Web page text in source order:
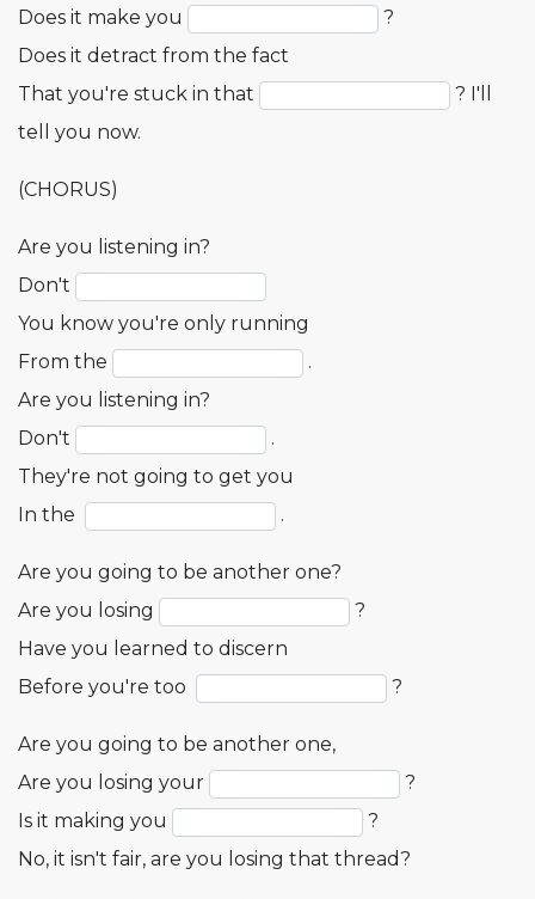
Does it make you
?
Does it detract from the fact
That you're stuck in that
? I'll
tell you now.
(CHORUS)
Are you listening in?
Don't
You know you're only running
From the
.
Are you listening in?
Don't
.
They're not going to get you
In the
.
Are you going to be another one?
Are you losing
?
Have you learned to discern
Before you're too
?
Are you going to be another one,
Are you losing your
?
Is it making you
?
No, it isn't fair, are you losing that thread?